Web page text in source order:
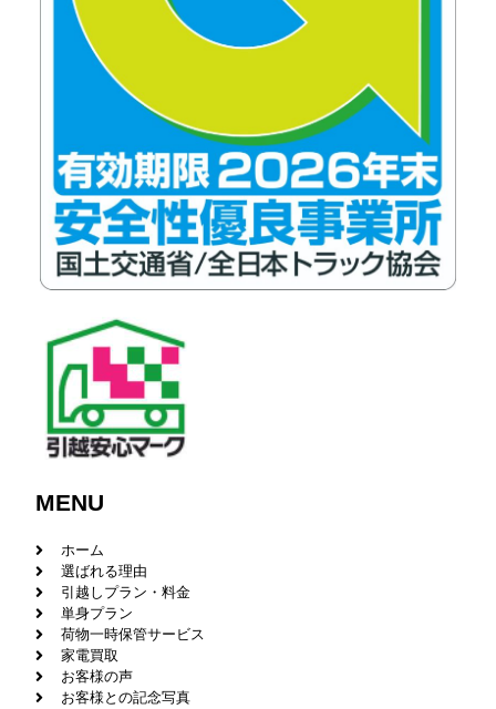
MENU
ホーム
選ばれる理由
引越しプラン・料金
単身プラン
荷物一時保管サービス
家電買取
お客様の声
お客様との記念写真